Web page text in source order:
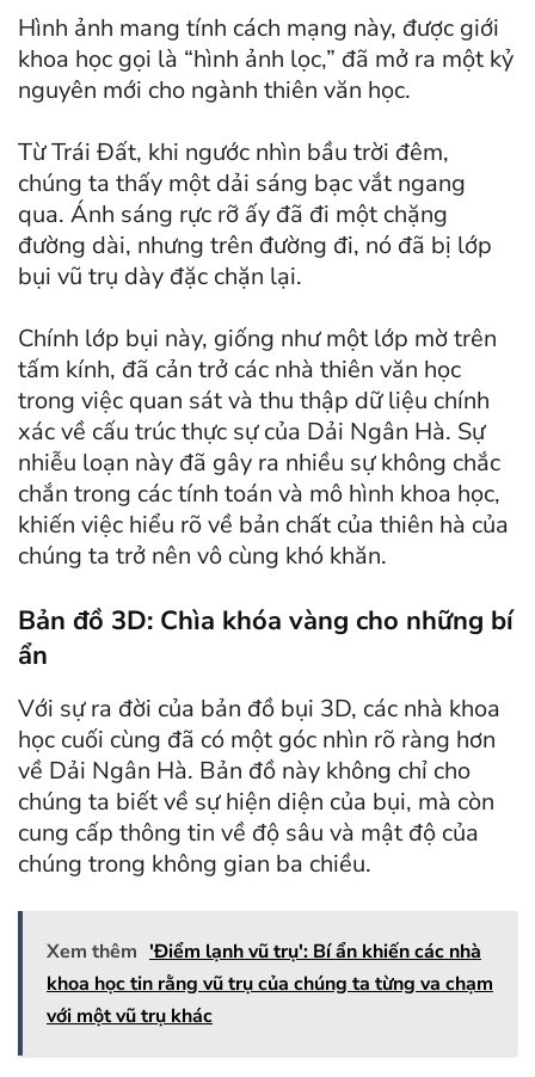
Hình ảnh mang tính cách mạng này, được giới
khoa học gọi là “hình ảnh lọc,” đã mở ra một kỷ
nguyên mới cho ngành thiên văn học.
Từ Trái Đất, khi ngước nhìn bầu trời đêm,
chúng ta thấy một dải sáng bạc vắt ngang
qua. Ánh sáng rực rỡ ấy đã đi một chặng
đường dài, nhưng trên đường đi, nó đã bị lớp
bụi vũ trụ dày đặc chặn lại.
Chính lớp bụi này, giống như một lớp mờ trên
tấm kính, đã cản trở các nhà thiên văn học
trong việc quan sát và thu thập dữ liệu chính
xác về cấu trúc thực sự của Dải Ngân Hà. Sự
nhiễu loạn này đã gây ra nhiều sự không chắc
chắn trong các tính toán và mô hình khoa học,
khiến việc hiểu rõ về bản chất của thiên hà của
chúng ta trở nên vô cùng khó khăn.
Bản đồ 3D: Chìa khóa vàng cho những bí
ẩn
Với sự ra đời của bản đồ bụi 3D, các nhà khoa
học cuối cùng đã có một góc nhìn rõ ràng hơn
về Dải Ngân Hà. Bản đồ này không chỉ cho
chúng ta biết về sự hiện diện của bụi, mà còn
cung cấp thông tin về độ sâu và mật độ của
chúng trong không gian ba chiều.
Xem thêm 'Điểm lạnh vũ trụ': Bí ẩn khiến các nhà
khoa học tin rằng vũ trụ của chúng ta từng va chạm
với một vũ trụ khác